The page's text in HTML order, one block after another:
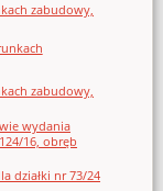
zabudowy,
zabudowy,
wydania
16, obręb
działki nr 73/24